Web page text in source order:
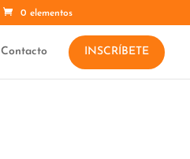
0 elementos
Contacto INSCRÍBETE